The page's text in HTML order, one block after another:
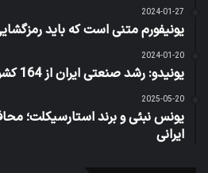
2024-01-27
یونیفورم متنی است که باید
2024-01-20
یونیدو: رشد صنعتی ایران از 164 کشور جهان بیشتر شد
2025-05-20
یونس نبئی و برند استارسیکلت؛
ایرانی